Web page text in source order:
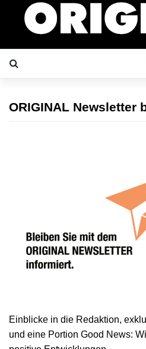
ORIGINAL Newsletter
Einblicke in die Redaktion,
und eine Portion Good News: